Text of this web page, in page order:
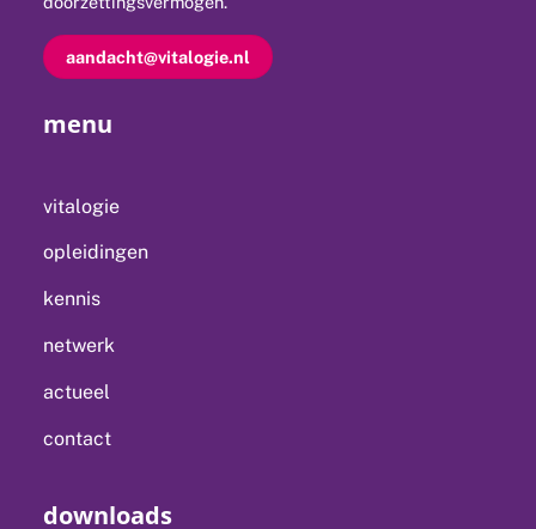
aandacht@vitalogie.nl
menu
vitalogie
opleidingen
kennis
netwerk
actueel
contact
downloads